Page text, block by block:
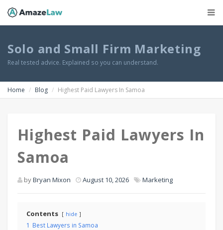
Solo and Small Firm Marketing
Real tested advice. Explained so you can understand.
Home Blog Highest Paid Lawyers In Samoa
Highest Paid Lawyers In
Samoa
byBryan Mixon August 10, 2026 Marketing
Contents hide
1 Best Lawyers in Samoa